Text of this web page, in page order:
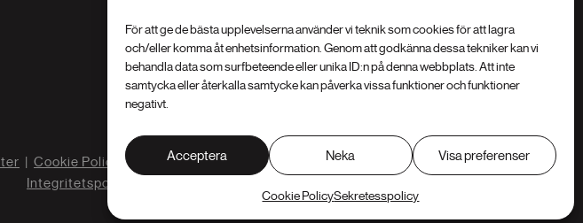
För att ge de bästa upplevelserna använder vi teknik som cookies för att lagra
och/eller komma åt enhetsinformation. Genom att godkänna dessa tekniker kan vi
behandla data som surfbeteende eller unika ID:n på denna webbplats. Att inte
samtycka eller återkalla samtycke kan påverka vissa funktioner och funktioner
negativt.
Acceptera Neka Visa preferenser
Cookie PolicySekretesspolicy
|Cookie Policy (EU)
Integritetspolicy (EU)
© 2026 - Insign AB | Webbdesign av Insign